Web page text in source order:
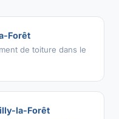
Forêt
de toiture dans le
la-Forêt